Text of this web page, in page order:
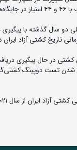
گرفتند.
سال گذشته با پیگیری
تاریخ کشتی آزاد
تست دوپینگ کشتی‌گیر